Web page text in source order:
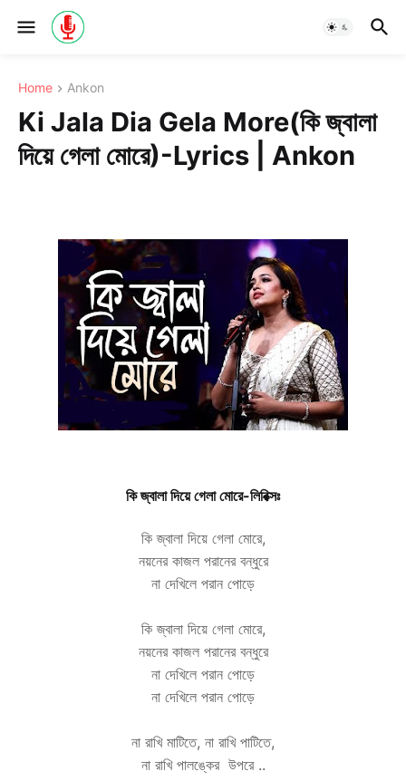
Home Ankon
Ki Jala Dia Gela More(কি জ্বালা
দিয়ে গেলা মোরে)-Lyrics | Ankon
কি জ্বালা দিয়ে গেলা মোরে-লিরিক্সঃ
কি জ্বালা দিয়ে গেলা মোরে,
নয়নের কাজল পরানের বন্ধুরে
না দেখিলে পরান পোড়ে
কি জ্বালা দিয়ে গেলা মোরে,
নয়নের কাজল পরানের বন্ধুরে
না দেখিলে পরান পোড়ে
না দেখিলে পরান পোড়ে
না রাখি মাটিতে, না রাখি পাটিতে,
না রাখি পালঙ্কের উপরে ..